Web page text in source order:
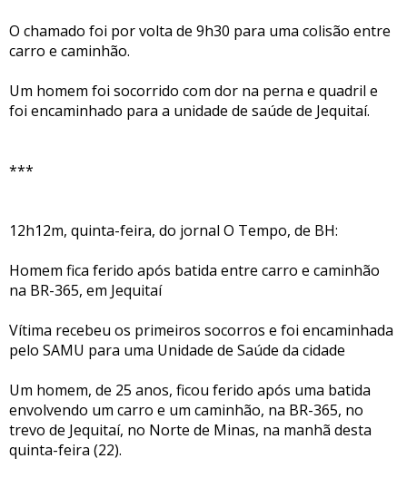
O chamado foi por volta de 9h30 para uma colisão entre
carro e caminhão.
Um homem foi socorrido com dor na perna e quadril e
foi encaminhado para a unidade de saúde de Jequitaí.
***
12h12m, quinta-feira, do jornal O Tempo, de BH:
Homem fica ferido após batida entre carro e caminhão
na BR-365, em Jequitaí
Vítima recebeu os primeiros socorros e foi encaminhada
pelo SAMU para uma Unidade de Saúde da cidade
Um homem, de 25 anos, ficou ferido após uma batida
envolvendo um carro e um caminhão, na BR-365, no
trevo de Jequitaí, no Norte de Minas, na manhã desta
quinta-feira (22).